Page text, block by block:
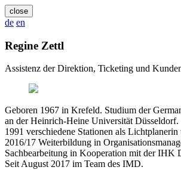
close
de en
Regine Zettl
Assistenz der Direktion, Ticketing und
Geboren 1967 in Krefeld. Studium der
an der Heinrich-Heine Universität Düsseldorf.
1991 verschiedene Stationen als
2016/17 Weiterbildung in
Sachbearbeitung in Kooperation mit der IHK
Seit August 2017 im Team des IMD.